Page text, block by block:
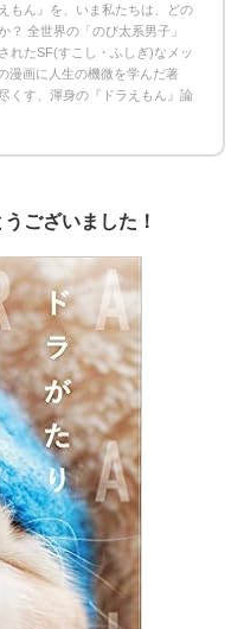
もん』を、いま私たちは、どの
？ 全世界の「のび太系男子」
れたSF(すこし・ふしぎ)なメッ
漫画に人生の機微を学んだ著
くす、渾身の『ドラえもん』論
ございました！